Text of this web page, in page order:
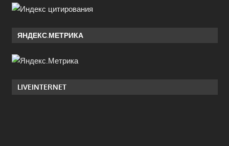
ЯНДЕКС.МЕТРИКА
LIVEINTERNET